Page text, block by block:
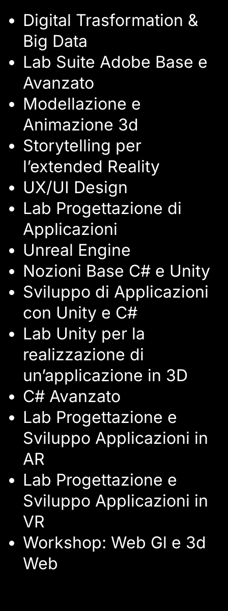
Digital Trasformation &
Big Data
Lab Suite Adobe Base e
Avanzato
Modellazione e
Animazione 3d
Storytelling per
l’extended Reality
UX/UI Design
Lab Progettazione di
Applicazioni
Unreal Engine
Nozioni Base C# e Unity
Sviluppo di Applicazioni
con Unity e C#
Lab Unity per la
realizzazione di
un’applicazione in 3D
C# Avanzato
Lab Progettazione e
Sviluppo Applicazioni in
AR
Lab Progettazione e
Sviluppo Applicazioni in
VR
Workshop: Web Gl e 3d
Web